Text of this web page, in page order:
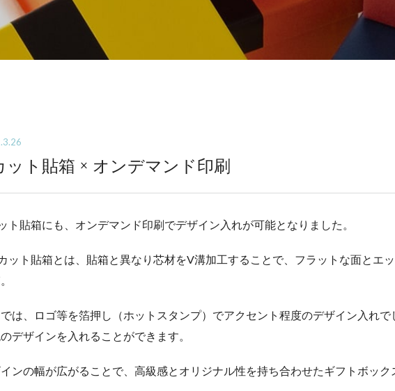
ット貼箱 × オンデマンド印刷
ト貼箱にも、オンデマンド印刷でデザイン入れが可能となりました。
ット貼箱とは、貼箱と異なり芯材をV溝加工することで、フラットな面とエ
は、ロゴ等を箔押し（ホットスタンプ）でアクセント程度のデザイン入れで
デザインを入れることができます。
ンの幅が広がることで、高級感とオリジナル性を持ち合わせたギフトボック